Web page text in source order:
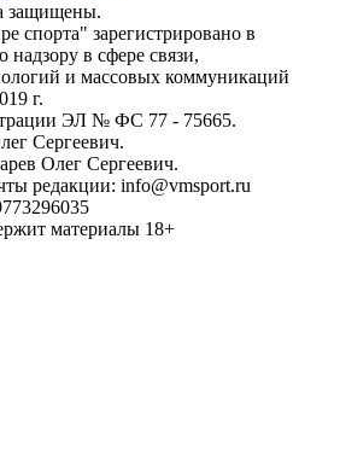
защищены.
спорта" зарегистрировано в
в сфере связи,
и массовых коммуникаций
г.
ЭЛ № ФС 77 - 75665.
Сергеевич.
Олег Сергеевич.
редакции: info@vmsport.ru
материалы 18+